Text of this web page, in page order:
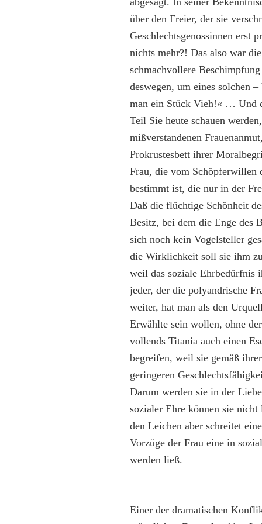
über den Freier, der sie
Geschlechtsgenossinnen erst
nichts mehr?! Das also war
schmachvollere
deswegen, um eines solchen
man ein Stück Vieh!« … Und
Teil Sie heute schauen
mißverstandenen
Prokrustesbett ihrer
Frau, die vom Schöpferwillen
bestimmt ist, die nur in der
Daß die flüchtige Schönheit
Besitz, bei dem die Enge des
sich noch kein Vogelsteller
die Wirklichkeit soll sie ihm
weil das soziale Ehrbedürfnis
jeder, der die polyandrische
weiter, hat man als den
Erwählte sein wollen, ohne
vollends Titania auch einen
begreifen, weil sie gemäß
geringeren
Darum werden sie in der
sozialer Ehre können sie
den Leichen aber schreitet
Vorzüge der Frau eine in
werden ließ.
Einer der dramatischen